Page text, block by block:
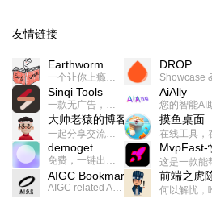
友情链接
Earthworm
一个让你上瘾的英语学习工具，使用 连词成句 、 i + 1 、 以终为始等学习理论来帮助你习得英语，通过不断的重复形成肌肉记忆，最重要的是 游戏化 的形式让学习英语从此不再痛苦
DROP
Sinqi Tools
一款无广告，界面清爽的神奇在线小工具集合，范围包括但不限于：开发，设计，日常生活等
AiAlly
大帅老猿的博客
一起分享交流生活学习，出海赚钱，编程技术，远程工作，优秀产品等相关话题。希望大家都能有所收获。
摸鱼桌面
demoget
免费，一键出成片的录屏Demo软件。支持4K导出，立即下载使用。
MvpFast-
AIGC Bookmarks
AIGC related Academy/Project bookmarks . Powered by Notion AI (Claude, ChatGPT).
前端之虎